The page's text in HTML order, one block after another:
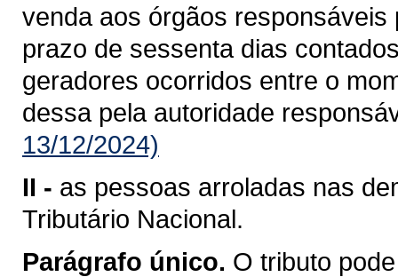
venda aos órgãos
prazo de sessenta dias
geradores ocorridos entre o
dessa pela autoridade
13/12/2024)
II - as pessoas arroladas nas
Tributário Nacional.
Parágrafo único. O tributo